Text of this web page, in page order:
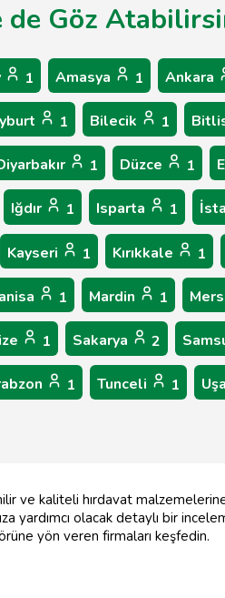
de Göz
1 Amasya 1 Ankara
1 Bilecik 1
1 Düzce 1
Iğdır 1 Isparta 1
Kayseri 1 Kırıkkale 1
1 Mardin 1
1 Sakarya 2
1 Tunceli 1
ve kaliteli hırdavat
yardımcı olacak detaylı bir
yön veren firmaları keşfedin.